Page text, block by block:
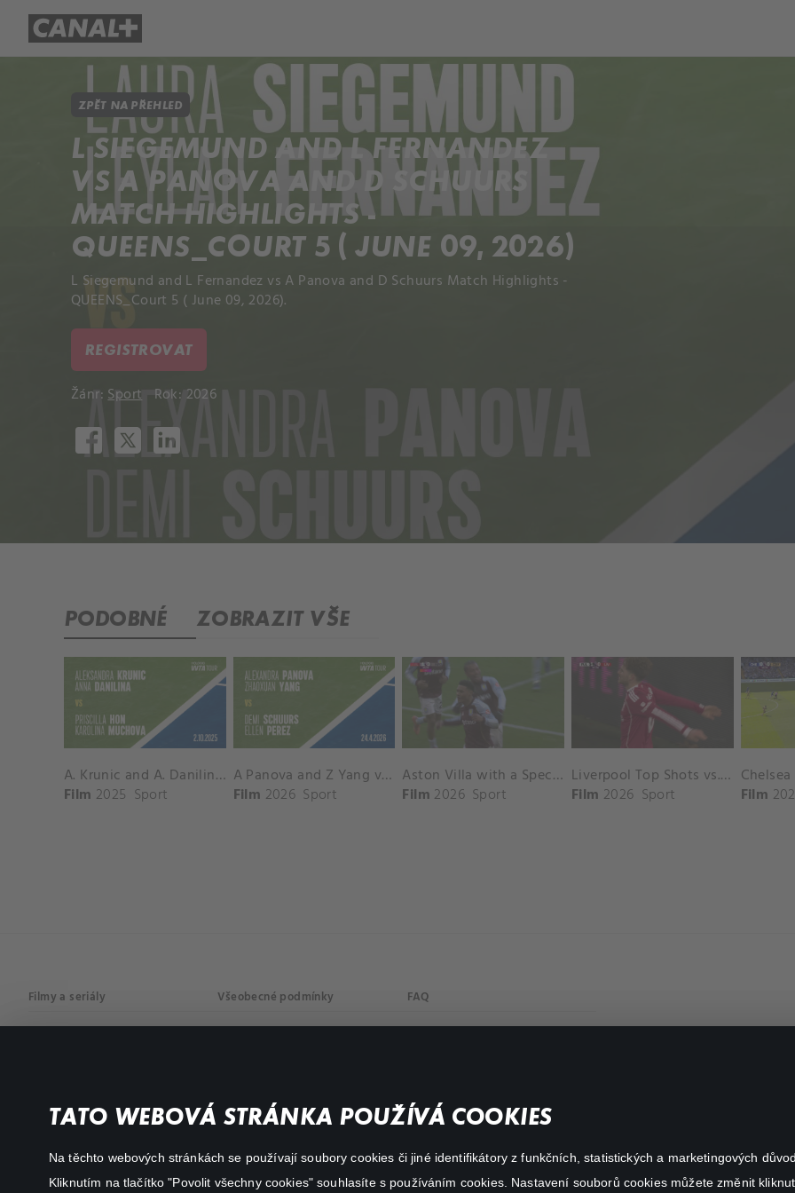
TATO WEBOVÁ STRÁNKA POUŽÍVÁ COOKIES
Na těchto webových stránkách se používají soubory cookies či jiné identifikátory z funkčních, statistických a marketingových
Kliknutím na tlačítko "Povolit všechny cookies" souhlasíte s používáním cookies. Nastavení souborů cookies můžete změnit
ZPĚT NA PŘEHLED
L SIEGEMUND AND L FERNANDEZ
VS A PANOVA AND D SCHUURS
MATCH HIGHLIGHTS -
QUEENS_COURT 5 ( JUNE 09, 2026)
L Siegemund and L Fernandez vs A Panova and D Schuurs Match Highlights -
QUEENS_Court 5 ( June 09, 2026).
REGISTROVAT
Žánr:Sport Rok: 2026
PODOBNÉ ZOBRAZIT VŠE
A. Krunic and A. Danilina vs. P. Hon and K. Muchova Match Highlights - BEIJING_Capital Group Diamond ( October 02, 2025)
Film 2025 Sport
A Panova and Z Yang vs D Schuurs and E Perez Match Highlights - MADRID_Court 8 ( April 24, 2026)
Film 2026 Sport
Aston Villa with a Spectacular Goal vs. Nottingham Forest
Film 2026 Sport
Liverpool Top Shots vs. Fulham
Film 2026 Sport
Film
Filmy a seriály
Akční
Všeobecné podmínky FAQ